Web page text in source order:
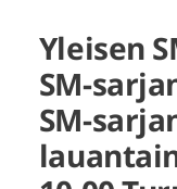
Yleisen
SM-
SM-